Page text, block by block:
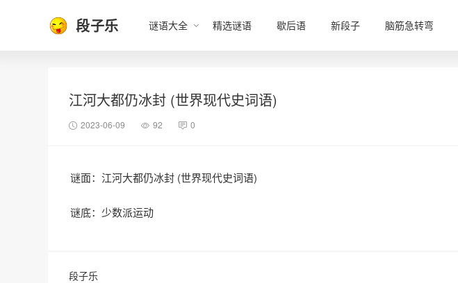
段子乐 谜语大全 精选谜语 歇后语 新段子 脑筋急转弯
江河大都仍冰封 (世界现代史词语)
2023-06-09 92 0
谜面：江河大都仍冰封 (世界现代史词语)
谜底：少数派运动
段子乐